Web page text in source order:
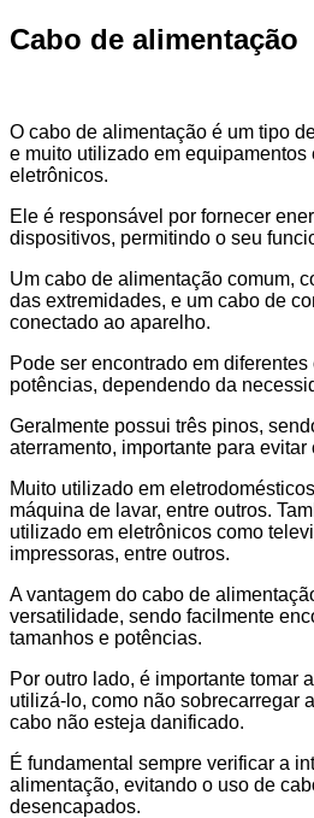
Cabo de alimentação
O cabo de alimentação é um tipo
e muito utilizado em equipamentos
eletrônicos.
Ele é responsável por fornecer
dispositivos, permitindo o seu
Um cabo de alimentação comum,
das extremidades, e um cabo de
conectado ao aparelho.
Pode ser encontrado em
potências, dependendo da
Geralmente possui três pinos,
aterramento, importante para
Muito utilizado em
máquina de lavar, entre outros.
utilizado em eletrônicos como
impressoras, entre outros.
A vantagem do cabo de
versatilidade, sendo facilmente
tamanhos e potências.
Por outro lado, é importante tomar
utilizá-lo, como não sobrecarregar
cabo não esteja danificado.
É fundamental sempre verificar a
alimentação, evitando o uso de
desencapados.